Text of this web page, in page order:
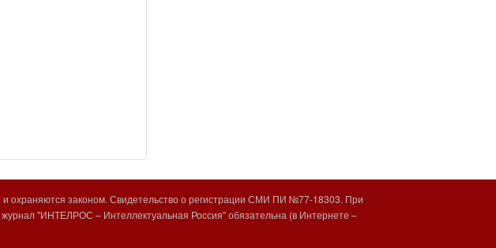
законом. Свидетельство о регистрации СМИ ПИ №77-18303. При
"ИНТЕЛРОС – Интеллектуальная Россия" обязательна (в Интернете –